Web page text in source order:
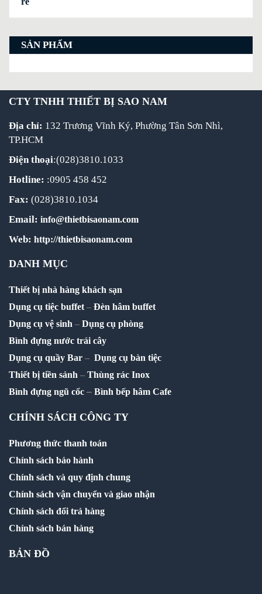
SẢN PHẨM
CTY TNHH THIẾT BỊ SAO NAM
Địa chỉ: 132 Trương Vĩnh Ký, Phường Tân Sơn Nhì,
TP.HCM
Điện thoại:(028)3810.1033
Hotline: :0905 458 452
Fax: (028)3810.1034
Email: info@thietbisaonam.com
Web: http://thietbisaonam.com
DANH MỤC
Thiết bị nhà hàng khách sạn
Dụng cụ tiệc buffet – Đèn hâm buffet
Dụng cụ vệ sinh – Dụng cụ phòng
Bình đựng nước trái cây
Dụng cụ quầy Bar – Dụng cụ bàn tiệc
Thiết bị tiền sảnh – Thùng rác Inox
Bình đựng ngũ cốc – Bình bếp hâm Cafe
CHÍNH SÁCH CÔNG TY
Phương thức thanh toán
Chính sách bảo hành
Chính sách và quy định chung
Chính sách vận chuyển và giao nhận
Chính sách đổi trả hàng
Chính sách bán hàng
BẢN ĐỒ